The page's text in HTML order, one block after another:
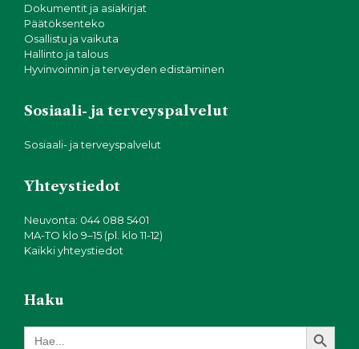
Dokumentit ja asiakirjat
Päätöksenteko
Osallistu ja vaikuta
Hallinto ja talous
Hyvinvoinnin ja terveyden edistäminen
Sosiaali- ja terveyspalvelut
Sosiaali- ja terveyspalvelut
Yhteystiedot
Neuvonta: 044 088 5401
MA-TO klo 9–15 (pl. klo 11-12)
Kaikki yhteystiedot
Haku
Search
for:
Search Button